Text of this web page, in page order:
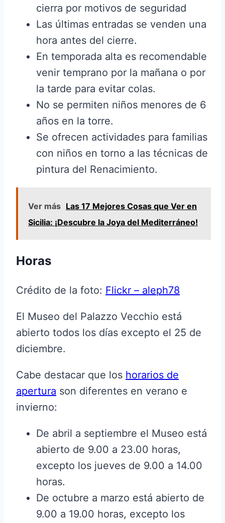
cierra por motivos de seguridad
Las últimas entradas se venden una
hora antes del cierre.
En temporada alta es recomendable
venir temprano por la mañana o por
la tarde para evitar colas.
No se permiten niños menores de 6
años en la torre.
Se ofrecen actividades para familias
con niños en torno a las técnicas de
pintura del Renacimiento.
Ver más Las 17 Mejores Cosas que Ver en
Sicilia: ¡Descubre la Joya del Mediterráneo!
Horas
Crédito de la foto: Flickr – aleph78
El Museo del Palazzo Vecchio está
abierto todos los días excepto el 25 de
diciembre.
Cabe destacar que los horarios de
apertura son diferentes en verano e
invierno:
De abril a septiembre el Museo está
abierto de 9.00 a 23.00 horas,
excepto los jueves de 9.00 a 14.00
horas.
De octubre a marzo está abierto de
9.00 a 19.00 horas, excepto los